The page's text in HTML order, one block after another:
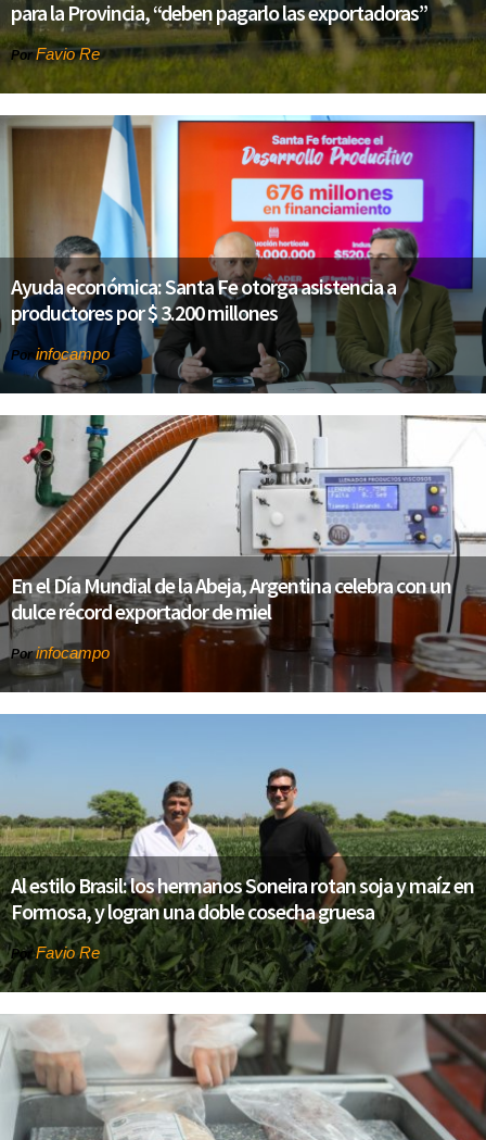
para la Provincia, “deben pagarlo las exportadoras”
Por Favio Re
Ayuda económica: Santa Fe otorga asistencia a
productores por $ 3.200 millones
Porinfocampo
En el Día Mundial de la Abeja, Argentina celebra con un
dulce récord exportador de miel
Porinfocampo
Al estilo Brasil: los hermanos Soneira rotan soja y maíz en
Formosa, y logran una doble cosecha gruesa
PorFavio Re